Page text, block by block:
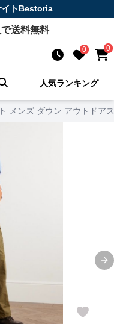
トBestoria
送料無料
0 0
人気ランキング
メンズ ダウン アウトドア